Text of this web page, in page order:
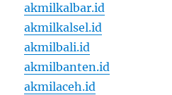
akmilkalbar.id
akmilkalsel.id
akmilbali.id
akmilbanten.id
akmilaceh.id